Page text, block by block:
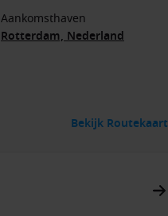
Aankomsthaven
Rotterdam, Nederland
Bekijk Routekaart